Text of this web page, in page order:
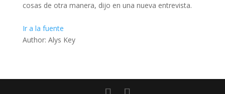
cosas de otra manera, dijo en una nueva entrevista.
Ir a la fuente
Author: Alys Key